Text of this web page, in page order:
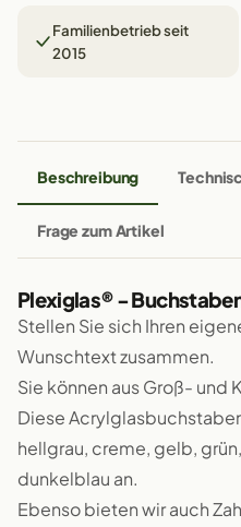
Familienbetrieb seit
2015
Beschreibung
Frage zum Artikel
Plexiglas® -
Stellen Sie sich Ihren
Wunschtext zusammen.
Sie können aus Groß- und
Diese
hellgrau, creme, gelb,
dunkelblau an.
Ebenso bieten wir auch